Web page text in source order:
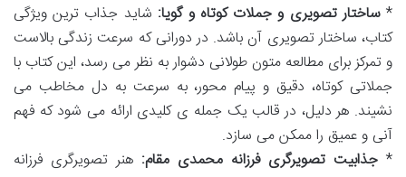
*ساختار تصویری و جملات کوتاه و گویا: شاید جذاب ترین ویژگی
کتاب، ساختار تصویری آن باشد. در دورانی که سرعت زندگی بالاست
و تمرکز برای مطالعه متون طولانی دشوار به نظر می رسد، این کتاب با
جملاتی کوتاه، دقیق و پیام محور، به سرعت به دل مخاطب می
نشیند. هر دلیل، در قالب یک جمله ی کلیدی ارائه می شود که فهم
آنی و عمیق را ممکن می سازد.
* جذابیت تصویرگری فرزانه محمدی مقام: هنر تصویرگری فرزانه